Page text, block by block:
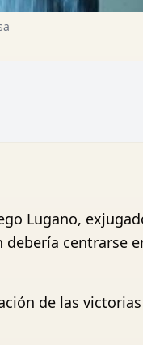
Lugano,
centrarse
de las